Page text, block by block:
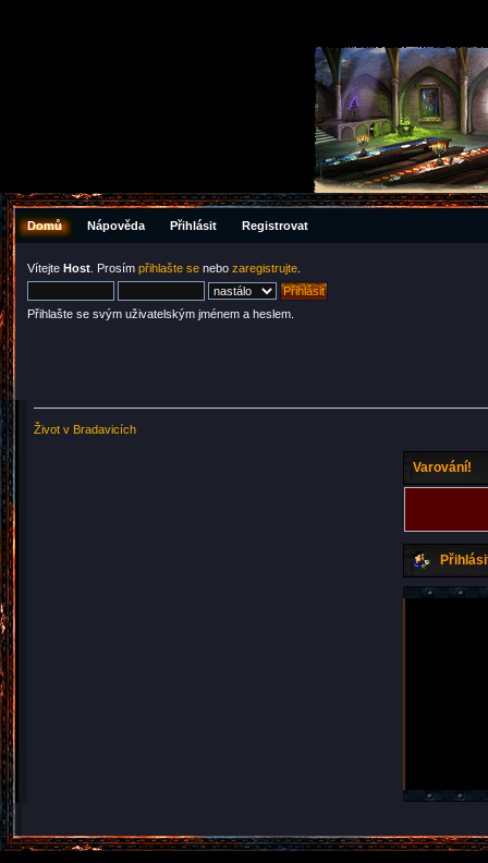
Domů Nápověda Přihlásit Registrovat
Vítejte Host . Prosím přihlašte se nebo zaregistrujte
Přihlašte se svým uživatelským jménem a heslem.
Život v Bradavicích
Varování!